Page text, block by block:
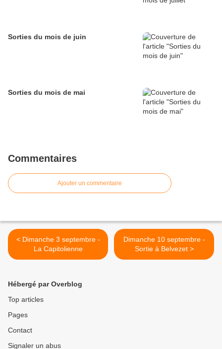
Sorties du mois de juin
Sorties du mois de mai
Commentaires
Ajouter un commentaire
< Dimanche 3 septembre -
La Capitolienne
Dimanche 10 septembre -
Sortie à Belvezet >
Hébergé par Overblog
Top articles
Pages
Contact
Signaler un abus